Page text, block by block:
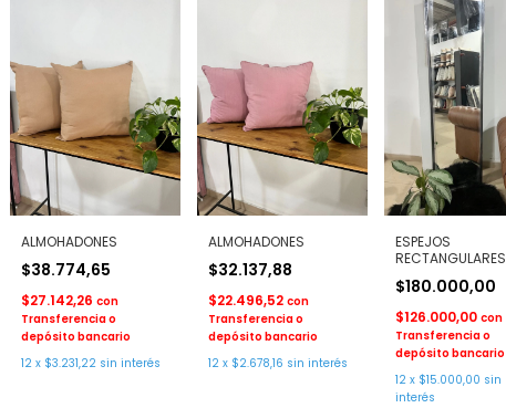
ALMOHADONES
$38.774,65
$27.142,26 con
Transferencia o
depósito bancario
12 x $3.231,22 sin interés
ALMOHADONES
$32.137,88
$22.496,52 con
Transferencia o
depósito bancario
12 x $2.678,16 sin interés
ESPEJOS
RECTANGULARES
$180.000,00
$126.000,00 con
Transferencia o
depósito bancario
12 x $15.000,00 sin
interés